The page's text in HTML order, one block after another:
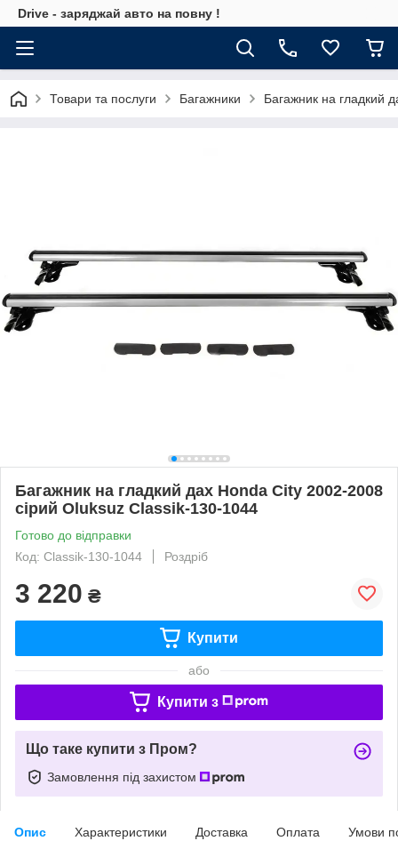
Drive - заряджай авто на повну !
Товари та послуги Багажники Багажник на гладкий
Багажник на гладкий дах Honda City 2002-2008
сірий Oluksuz Classik-130-1044
Готово до відправки
Код: Classik-130-1044
Роздріб
3 220 ₴
Купити
або
Купити з
Що таке купити з Пром?
Замовлення під захистом
Опис Характеристики Доставка Оплата Умови